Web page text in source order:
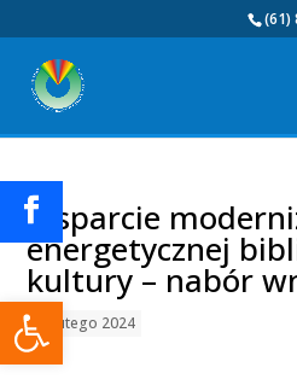
Otwórz pasek narzędzi
(61)
Wsparcie
energetycznej
kultury – nabór
23 lutego 2024